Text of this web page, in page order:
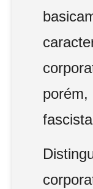
porém,